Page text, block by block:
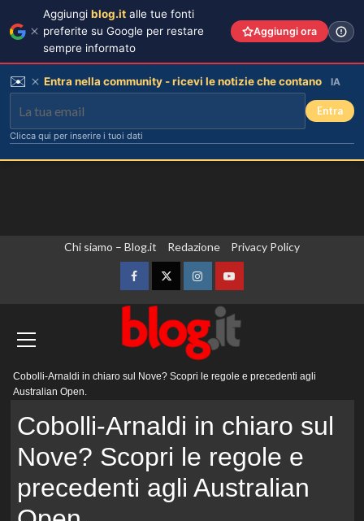
Chi siamo – Blog.it Redazione Privacy Policy
FacebookTwitterInstagramYouTube
principale
Cobolli-Arnaldi in chiaro sul Nove? Scopri le regole e precedenti agli
Australian Open.
Cobolli-Arnaldi in chiaro sul
Nove? Scopri le regole e
precedenti agli Australian
Aggiungi blog.it alle tue fonti
preferite su Google per restare
sempre informato
Aggiungi ora
✉️ Entra nella community - ricevi le notizie che contano IA
Entra
Clicca qui per inserire i tuoi dati